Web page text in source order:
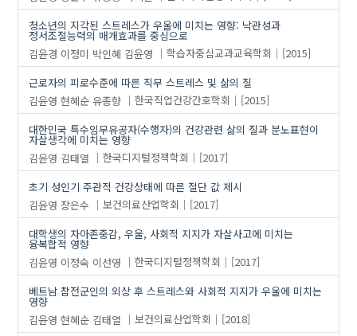
청소년의 지각된 스트레스가 우울에 미치는 영향: 낙관성과
정서조절능력의 매개효과를 중심으로
김윤경 이정미 박인혜 김윤영 학습자중심교과교육학회
[2015]
근로자의 피로수준에 따른 직무 스트레스 및 삶의 질
김윤영 현혜순 유종향 한국직업건강간호학회
[2015]
대한민국 특수임무유공자(수행자)의 건강관련 삶의 질과 분노표현이
자살생각에 미치는 영향
김윤영 김태열 한국디지털정책학회
[2017]
초기 성인기 주관적 건강상태에 따른 절단 값 제시
김윤영 장은수 보건의료산업학회
[2017]
대학생의 자아존중감, 우울, 사회적 지지가 자살사고에 미치는
융복합적 영향
김윤영 이정숙 이선영 한국디지털정책학회
[2017]
베트남 참전군인의 외상 후 스트레스와 사회적 지지가 우울에 미치는
영향
김윤영 현혜순 김태열 보건의료산업학회 [2018]